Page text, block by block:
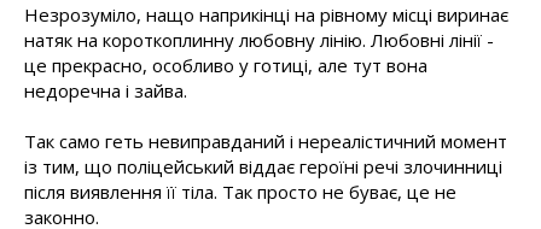
Незрозуміло, нащо наприкінці на рівному місці виринає
натяк на короткоплинну любовну лінію. Любовні лінії -
це прекрасно, особливо у готиці, але тут вона
недоречна і зайва.
Так само геть невиправданий і нереалістичний момент
із тим, що поліцейський віддає героїні речі злочинниці
після виявлення її тіла. Так просто не буває, це не
законно.